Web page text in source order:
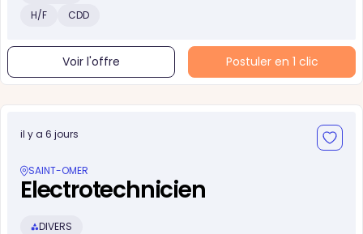
H/F
CDD
Voir l'offre Postuler en 1 clic
il y a 6 jours
SAINT-OMER
Electrotechnicien
DIVERS